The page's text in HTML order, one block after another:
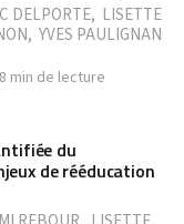
DELPORTE, LISETTE
, YVES PAULIGNAN
min de lecture
du
de rééducation